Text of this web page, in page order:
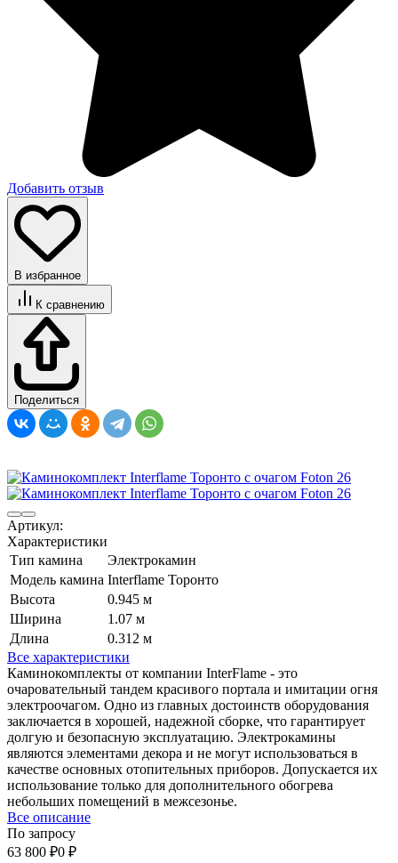
Добавить отзыв
В избранное
К сравнению
Поделиться
Артикул:
Характеристики
Тип камина
Электрокамин
Модель камина Interflame Торонто
Высота
0.945 м
Ширина
1.07 м
Длина
0.312 м
Все характеристики
Каминокомплекты от компании InterFlame - это
очаровательный тандем красивого портала и имитации огня
электроочагом. Одно из главных достоинств оборудования
заключается в хорошей, надежной сборке, что гарантирует
долгую и безопасную эксплуатацию. Электрокамины
являются элементами декора и не могут использоваться в
качестве основных отопительных приборов. Допускается их
использование только для дополнительного обогрева
небольших помещений в межсезонье.
Все описание
По запросу
63 800 ₽0 ₽